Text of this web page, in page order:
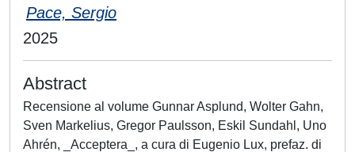
Pace, Sergio
2025
Abstract
Recensione al volume Gunnar Asplund, Wolter Gahn,
Sven Markelius, Gregor Paulsson, Eskil Sundahl, Uno
Ahrén, _Acceptera_, a cura di Eugenio Lux, prefaz. di